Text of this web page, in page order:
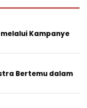
Kampanye
Bertemu dalam